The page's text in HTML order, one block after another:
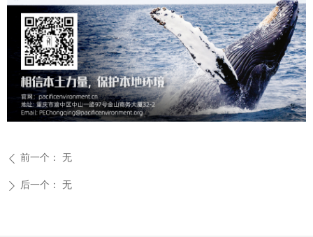
ꄴ 前一个： 无
ꄲ 后一个： 无